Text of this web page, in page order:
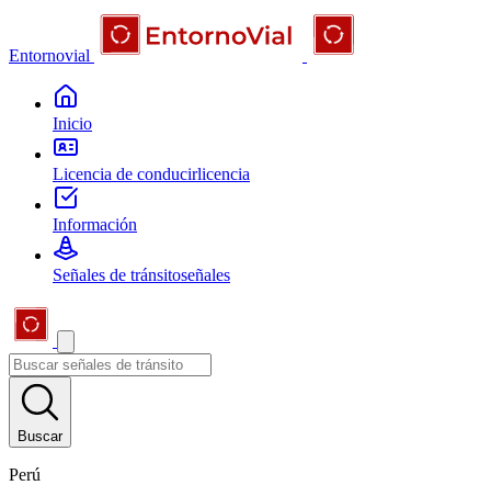
Entornovial
Inicio
Licencia de conducirlicencia
Información
Señales de tránsitoseñales
Buscar
Perú